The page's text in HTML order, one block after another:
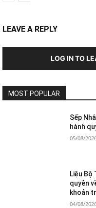
LEAVE A REPLY
LOG IN TO
MOST POPULAR
Sếp
hành
05/08/
Liệu
quyền
khoản
04/08/